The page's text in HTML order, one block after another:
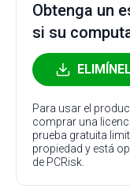
Obtenga un
si su
Para usar el
comprar una
prueba gratuita
propiedad y está
de PCRisk.